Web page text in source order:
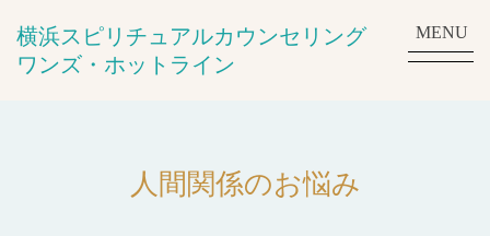
横浜スピリチュアルカウンセリング
ワンズ・ホットライン
MENU
人間関係のお悩み